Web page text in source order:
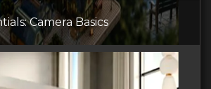
Camera Basics